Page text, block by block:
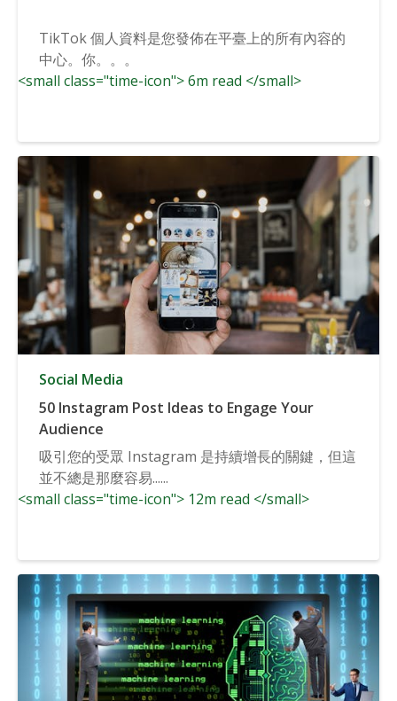
TikTok 個人資料是您發佈在平臺上的所有內容的
中心。你。。。
<small class="time-icon"> 6m read </small>
Social Media
50 Instagram Post Ideas to Engage Your
Audience
吸引您的受眾 Instagram 是持續增長的關鍵，但這
並不總是那麼容易......
<small class="time-icon"> 12m read </small>